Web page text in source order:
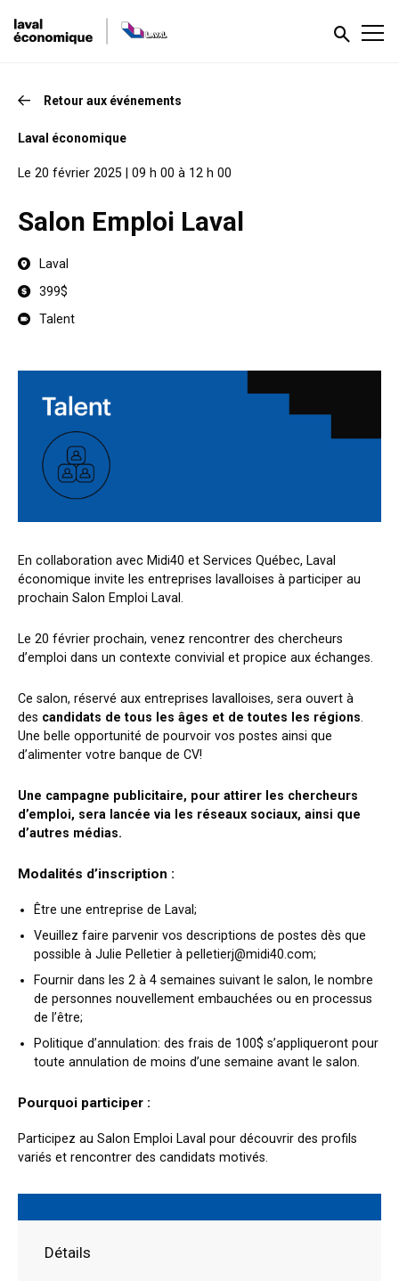
Retour aux événements
Laval économique
Le 20 février 2025 | 09 h 00 à 12 h 00
Salon Emploi Laval
Laval
399$
Talent
En collaboration avec Midi40 et Services Québec, Laval
économique invite les entreprises lavalloises à participer au
prochain Salon Emploi Laval.
Le 20 février prochain, venez rencontrer des chercheurs
d’emploi dans un contexte convivial et propice aux échanges.
Ce salon, réservé aux entreprises lavalloises, sera ouvert à
des candidats de tous les âges et de toutes les régions
Une belle opportunité de pourvoir vos postes ainsi que
d’alimenter votre banque de CV!
Une campagne publicitaire, pour attirer les chercheurs
d’emploi, sera lancée via les réseaux sociaux, ainsi que
d’autres médias.
Modalités d’inscription :
Être une entreprise de Laval;
Veuillez faire parvenir vos descriptions de postes dès que
possible à Julie Pelletier à pelletierj@midi40.com;
Fournir dans les 2 à 4 semaines suivant le salon, le nombre
de personnes nouvellement embauchées ou en processus
de l’être;
Politique d’annulation: des frais de 100$ s’appliqueront pour
toute annulation de moins d’une semaine avant le salon.
Pourquoi participer :
Participez au Salon Emploi Laval pour découvrir des profils
variés et rencontrer des candidats motivés.
Détails